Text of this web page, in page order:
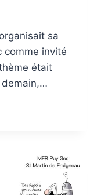
sa
comme invité
était
demain,…